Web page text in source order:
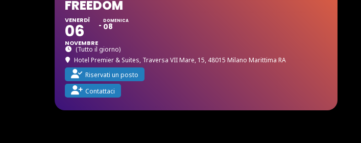
FREEDOM
VENERDÌ
06
NOVEMBRE
DOMENICA
08
(Tutto il giorno)
Hotel Premier & Suites, Traversa VII Mare, 15, 48015 Milano Marittima RA
Riservati un posto
Contattaci